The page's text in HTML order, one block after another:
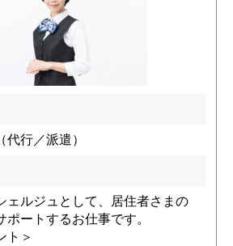
代行／派遣）
ェルジュとして、居住者さまの
ートするお仕事です。
ト＞